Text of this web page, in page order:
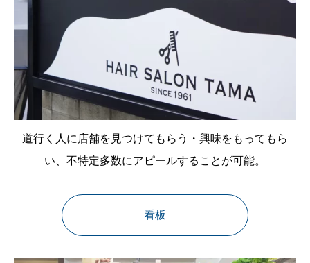
道行く人に店舗を見つけてもらう・興味をもってもら
い、不特定多数にアピールすることが可能。
看板